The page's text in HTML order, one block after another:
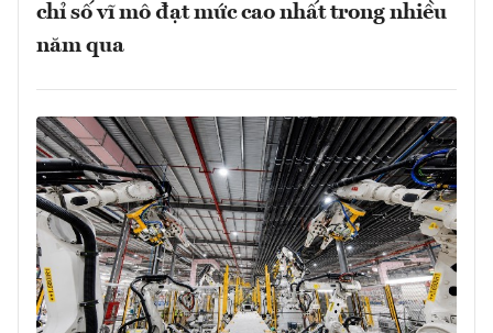
chỉ số vĩ mô đạt mức cao nhất trong nhiều
năm qua